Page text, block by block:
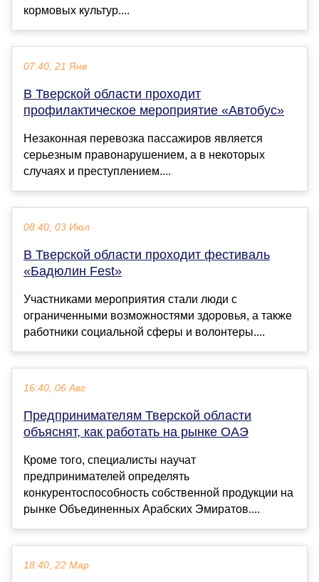
кормовых культур....
07:40, 21 Янв
В Тверской области проходит
профилактическое мероприятие «Автобус»
Незаконная перевозка пассажиров является
серьезным правонарушением, а в некоторых
случаях и преступлением....
08:40, 03 Июл
В Тверской области проходит фестиваль
«Бадюлин Fest»
Участниками мероприятия стали люди с
ограниченными возможностями здоровья, а также
работники социальной сферы и волонтеры....
16:40, 06 Авг
Предпринимателям Тверской области
объяснят, как работать на рынке ОАЭ
Кроме того, специалисты научат
предпринимателей определять
конкурентоспособность собственной продукции на
рынке Объединенных Арабских Эмиратов....
18:40, 22 Мар